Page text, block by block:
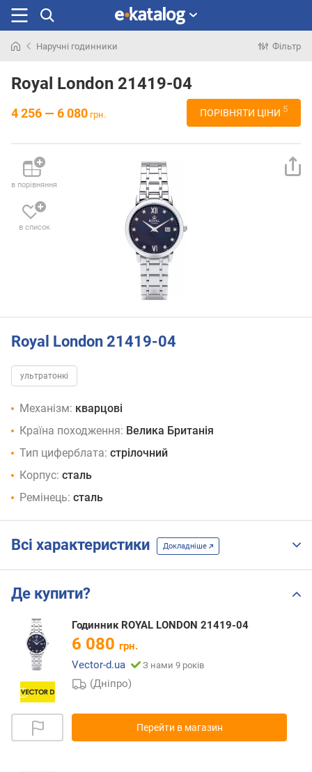
раніше
Наручні годинники Фільтр
Royal London 21419-04
4 256 — 6 080 грн. ПОРІВНЯТИ ЦІНИ 5
в порівняння
в список
Royal London 21419-04
ультратонкі
Механізм: кварцові
Країна походження: Велика Британія
Тип циферблата: стрілочний
Корпус: сталь
Ремінець: сталь
Всі характеристики Докладніше
Де купити?
Годинник ROYAL LONDON 21419-04
6 080 грн.
Vector-d.ua
З нами 9 років
(Дніпро)
Перейти в магазин